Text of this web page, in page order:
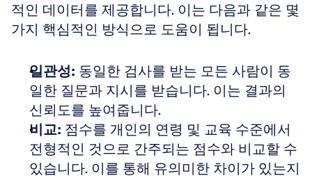
적인 데이터를 제공합니다. 이는 다음과 같은 몇
가지 핵심적인 방식으로 도움이 됩니다.
일관성: 동일한 검사를 받는 모든 사람이 동
일한 질문과 지시를 받습니다. 이는 결과의
신뢰도를 높여줍니다.
비교: 점수를 개인의 연령 및 교육 수준에서
전형적인 것으로 간주되는 점수와 비교할 수
있습니다. 이를 통해 유의미한 차이가 있는지